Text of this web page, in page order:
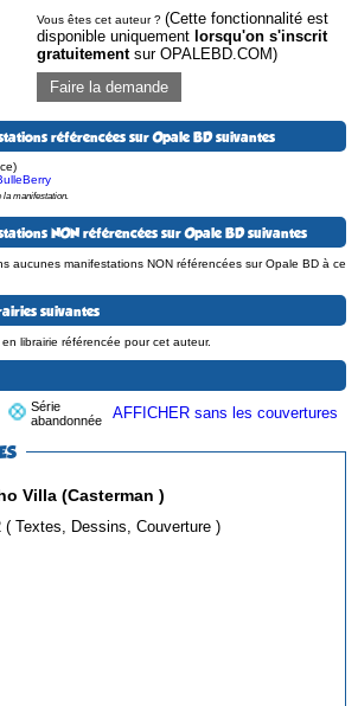
Vous êtes cet auteur ? (Cette fonctionnalité est
disponible uniquement lorsqu'on s'inscrit
gratuitementsur OPALEBD.COM)
Faire la demande
référencées sur Opale BD suivantes
la manifestation.
NON référencées sur Opale BD suivantes
aucunes manifestations NON référencées sur Opale BD à ce
suivantes
librairie référencée pour cet auteur.
Série
abandonnée
AFFICHER sans les couvertures
Les Amis de Pancho Villa (Casterman )
/ Mar 2012 ( Textes, Dessins, Couverture )